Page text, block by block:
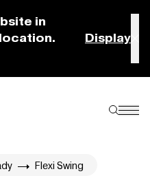
in
Display
Flexi Swing